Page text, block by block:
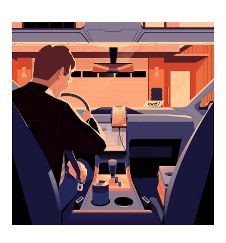
interagir
o
calendário
selecionar
uma
data.
Pressione
a
tecla
“ESC”
o
calendário.